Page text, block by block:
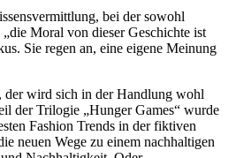
bei der sowohl
Moral von dieser Geschichte ist
Sie regen an, eine eigene Meinung
der wird sich in der Handlung wohl
der Trilogie „Hunger Games“ wurde
Fashion Trends in der fiktiven
neuen Wege zu einem nachhaltigen